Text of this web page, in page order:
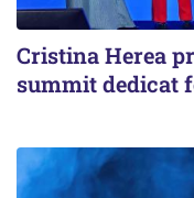
Cristina Herea
summit dedicat